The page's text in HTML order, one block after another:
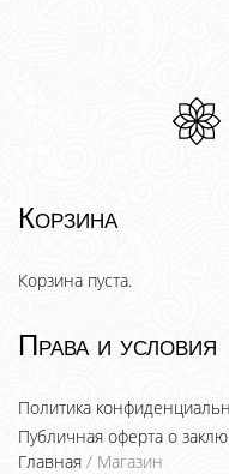
Корзина
Корзина пуста.
Права и условия
Политика
Публичная оферта о
Главная / Магазин